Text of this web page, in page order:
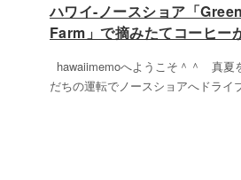
ハワイ-ノースショア「
Farm」で摘みたてコーヒー
hawaiimemoへようこそ＾＾ 真夏
だちの運転でノースショアへドライ